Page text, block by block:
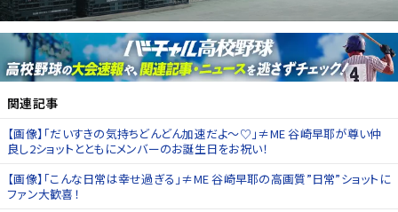
関連記事
【画像】「だいすきの気持ちどんどん加速だよ〜♡」≠ME 谷崎早耶が尊い仲
良し2ショットとともにメンバーのお誕生日をお祝い！
【画像】「こんな日常は幸せ過ぎる」≠ME 谷崎早耶の高画質”日常”ショットに
ファン大歓喜！